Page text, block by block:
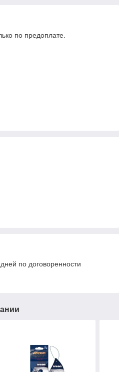
по предоплате.
по договоренности